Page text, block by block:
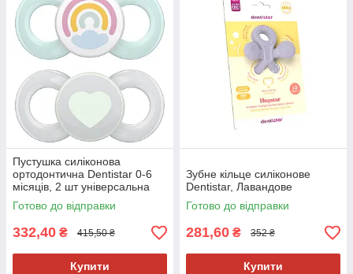
Пустушка силіконова
ортодонтична Dentistar 0-6
місяців, 2 шт універсальна
Готово до відправки
332,40 ₴ 415,50 ₴
Купити
Зубне кільце cиліконове
Dentistar, Лавандове
Готово до відправки
281,60 ₴ 352 ₴
Купити